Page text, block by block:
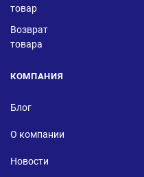
товар
Возврат
товара
КОМПАНИЯ
Блог
О компании
Новости